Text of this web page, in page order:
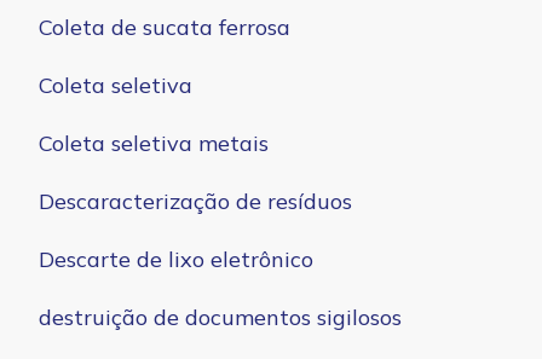
Coleta de sucata ferrosa
Coleta seletiva
Coleta seletiva metais
Descaracterização de resíduos
Descarte de lixo eletrônico
destruição de documentos sigilosos